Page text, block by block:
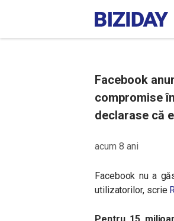
Facebook
compromise
declarase că
acum 8 ani
Facebook nu a
utilizatorilor, scrie